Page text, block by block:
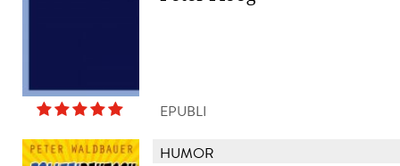
EPUBLI
HUMOR